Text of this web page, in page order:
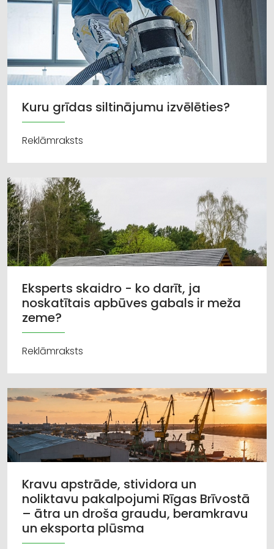
Kuru grīdas siltinājumu izvēlēties?
Reklāmraksts
Eksperts skaidro - ko darīt, ja
noskatītais apbūves gabals ir meža
zeme?
Reklāmraksts
Kravu apstrāde, stividora un
noliktavu pakalpojumi Rīgas Brīvostā
– ātra un droša graudu, beramkravu
un eksporta plūsma